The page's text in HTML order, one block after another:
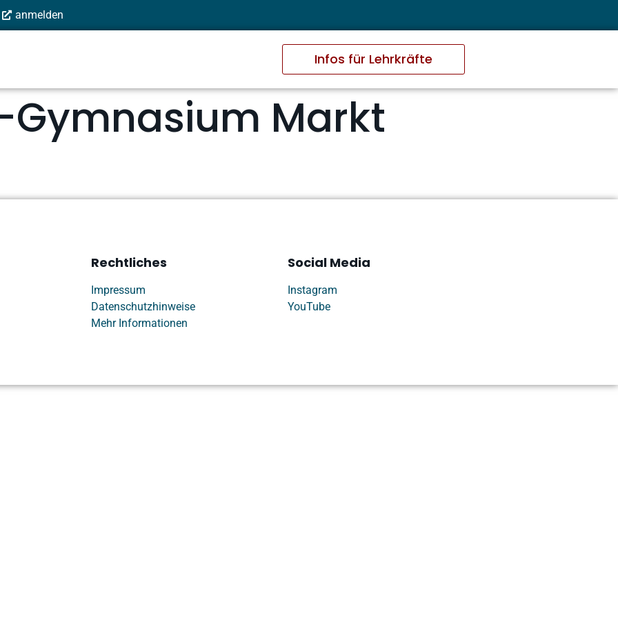
anmelden
Infos für Lehrkräfte
Markt
Rechtliches
Impressum
Datenschutzhinweise
Mehr Informationen
Social Media
Instagram
YouTube